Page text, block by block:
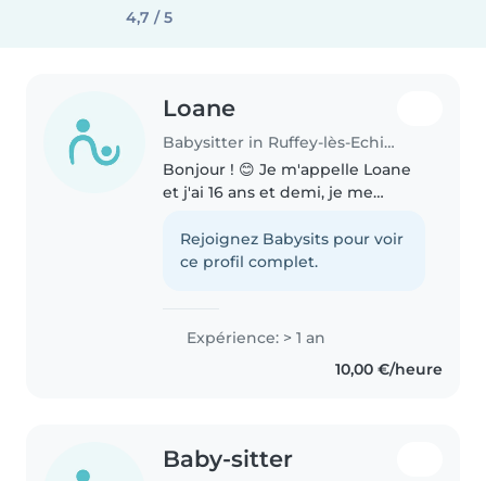
4,7 / 5
Loane
Babysitter in Ruffey-lès-Echirey
Bonjour ! 😊 Je m'appelle Loane
et j'ai 16 ans et demi, je me
sitting. Je suis actuellement en
conduite accompagnée, j'aurai le
Rejoignez Babysits pour voir
ce profil complet.
Expérience: > 1 an
10,00 €/heure
Baby-sitter